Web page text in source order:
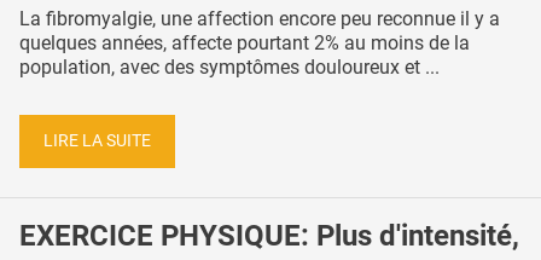
La fibromyalgie, une affection encore peu reconnue il y a
quelques années, affecte pourtant 2% au moins de la
population, avec des symptômes douloureux et ...
LIRE LA SUITE
EXERCICE PHYSIQUE: Plus d'intensité,